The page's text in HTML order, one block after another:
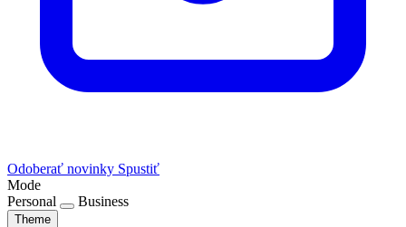
Odoberať novinky Spustiť
Mode
Personal
Business
Theme